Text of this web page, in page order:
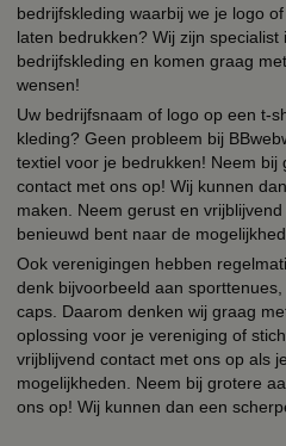
bedrijfskleding waarbij we je logo
laten bedrukken? Wij zijn specialist
bedrijfskleding en komen graag
wensen!
Uw bedrijfsnaam of logo op een t-
kleding? Geen probleem bij
textiel voor je bedrukken! Neem bij
contact met ons op! Wij kunnen
maken. Neem gerust en
benieuwd bent naar de
Ook verenigingen hebben
denk bijvoorbeeld aan
caps. Daarom denken wij graag
oplossing voor je vereniging of
vrijblijvend contact met ons op als
mogelijkheden. Neem bij grotere
ons op! Wij kunnen dan een